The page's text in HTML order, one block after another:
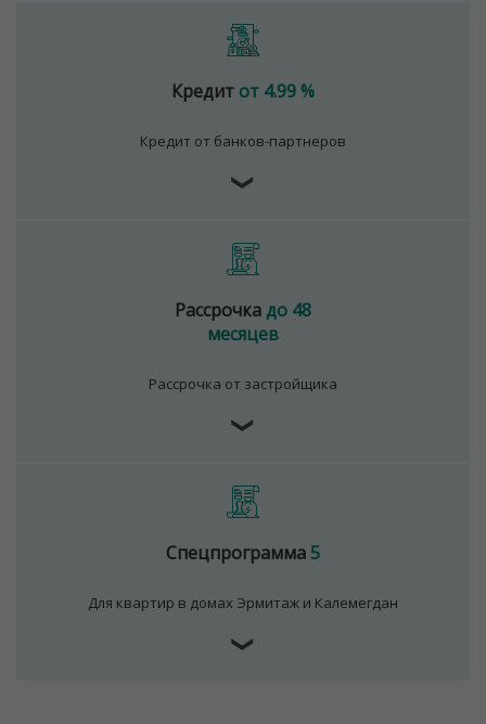
ООО "Твоя столицаконсалт", УНП 190285638, лицензия
№02240/129 от 06.09.06г.
Кредит от 4.99 %
Кредит от банков-партнеров
❯
Рассрочкадо 48
месяцев
Рассрочка от застройщика
❯
Спецпрограмма5
Для квартир в домах Эрмитаж и Калемегдан
❯